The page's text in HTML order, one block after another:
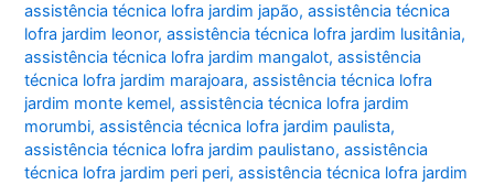
assistência técnica lofra jardim japão,assistência técnica
lofra jardim leonor,assistência técnica lofra jardim lusitânia,
assistência técnica lofra jardim mangalot,assistência
técnica lofra jardim marajoara,assistência técnica lofra
jardim monte kemel,assistência técnica lofra jardim
morumbi,assistência técnica lofra jardim paulista,
assistência técnica lofra jardim paulistano,assistência
técnica lofra jardim peri peri,assistência técnica lofra jardim